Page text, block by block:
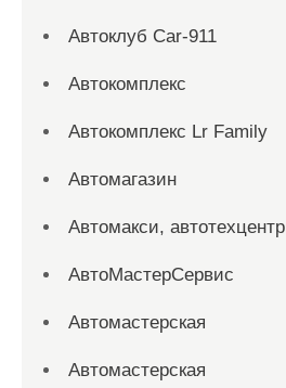
Автоклуб Car-911
Автокомплекс
Автокомплекс Lr Family
Автомагазин
Автомакси, автотехцентр
АвтоМастерСервис
Автомастерская
Автомастерская